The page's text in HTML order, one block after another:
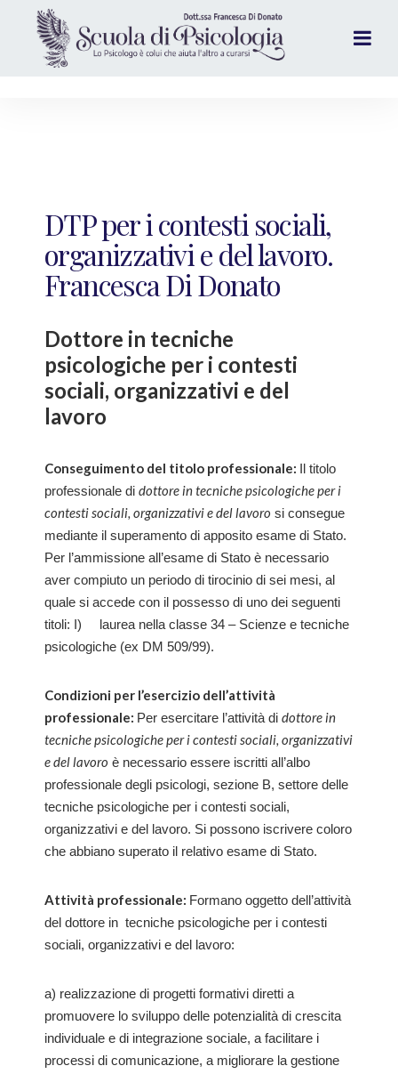
DTP per i contesti sociali,
organizzativi e del lavoro.
Francesca Di Donato
Dottore in tecniche
psicologiche per i contesti
sociali, organizzativi e del
lavoro
Conseguimento del titolo professionale: Il titolo
professionale di dottore in tecniche psicologiche per i
contesti sociali, organizzativi e del lavoro si consegue
mediante il superamento di apposito esame di Stato.
Per l’ammissione all’esame di Stato è necessario
aver compiuto un periodo di tirocinio di sei mesi, al
quale si accede con il possesso di uno dei seguenti
titoli: I) laurea nella classe 34 – Scienze e tecniche
psicologiche (ex DM 509/99).
Condizioni per l’esercizio dell’attività
professionale: Per esercitare l’attività di dottore in
tecniche psicologiche per i contesti sociali, organizzativi
e del lavoro è necessario essere iscritti all’albo
professionale degli psicologi, sezione B, settore delle
tecniche psicologiche per i contesti sociali,
organizzativi e del lavoro. Si possono iscrivere coloro
che abbiano superato il relativo esame di Stato.
Attività professionale: Formano oggetto dell’attività
del dottore in tecniche psicologiche per i contesti
sociali, organizzativi e del lavoro:
a) realizzazione di progetti formativi diretti a
promuovere lo sviluppo delle potenzialità di crescita
individuale e di integrazione sociale, a facilitare i
processi di comunicazione, a migliorare la gestione